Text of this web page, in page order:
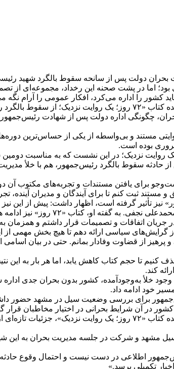
بحران دولت پس از سانحه سقوط بالگرد شهید
بود؛ اما در پشت صحنه این رخداد، مجموعه‌ای
را اداره می‌کرد، افکار عمومی را آرام
اسماعیل رمضانی، معاون ارتباطات دفتر معاون اول رئیس‌جمهور در دولت
ضروری بوده است.
دفتر معاون اول رئیس‌جمهور در دولت سیزدهم و نویسنده کتاب «۷۲ روز؛ یک
سقوط بالگرد رئیس‌جمهور، هم با خلأ
وقت افزود: در جست‌وجو برای یافتن مستندات و تجربه‌های
ثبت کنم تا برای آیندگان و مدیران آینده،
تأثیر گرفته است، اظهار داشت: پیش از این نیز
نیز ادامه همین مسیر روایی و مستندسازی است.
اتفاقات و تصمیمات قرار داشتم و همزمان
سیاسی ارائه دهم تا هیچ بخش مهمی از
و پرهیز از قضاوت وفادار بمانم. حتی در بیان
از مطالب را حذف کنیم تا حجم کتاب کاهش یابد، اما هر
خلأ به‌وجودآمده، کشور بدون بحران جدی
خود ادامه داد.
برای بررسی وضعیت سیل در مشهد حضور
در آن شرایط بحرانی در اختیار مخاطبان قرار
اسماعیل رمضانی، معاون ارتباطات دفتر معاون اول رئیس‌جمهور در دولت
مشهد و شرکت در جلسه مدیریت بحران به این
اطلاعی در دست نیست و احتمال وقوع حادثه
تکمیلی برسد.»